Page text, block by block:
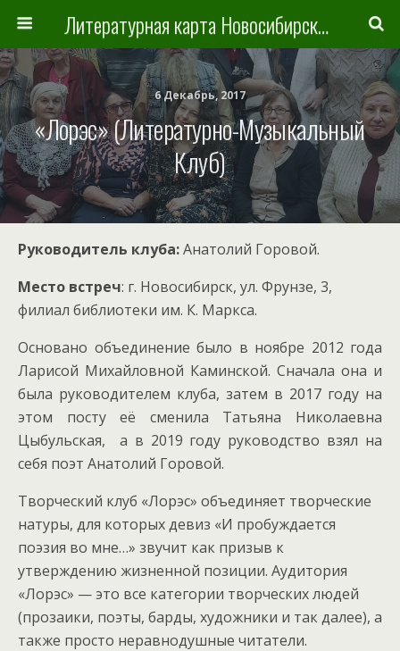
Литературная карта Новосибирска и Новосибирской области
6 Декабрь, 2017
«Лорэс» (литературно-Музыкальный
Клуб)
Руководитель клуба:Анатолий Горовой.
Место встреч: г. Новосибирск, ул. Фрунзе, 3,
филиал библиотеки им. К. Маркса.
Основано объединение было в ноябре 2012 года
Ларисой Михайловной Каминской. Сначала она и
была руководителем клуба, затем в 2017 году на
этом посту её сменила Татьяна Николаевна
Цыбульская, а в 2019 году руководство взял на
себя поэт Анатолий Горовой.
Творческий клуб «Лорэс» объединяет творческие
натуры, для которых девиз «И пробуждается
поэзия во мне…» звучит как призыв к
утверждению жизненной позиции. Аудитория
«Лорэс» — это все категории творческих людей
(прозаики, поэты, барды, художники и так далее), а
также просто неравнодушные читатели.